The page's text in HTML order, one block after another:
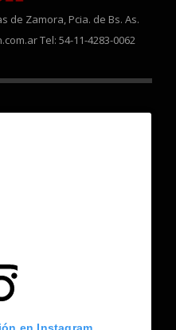
de Zamora, Pcia. de Bs. As.
Tel: 54-11-4283-0062